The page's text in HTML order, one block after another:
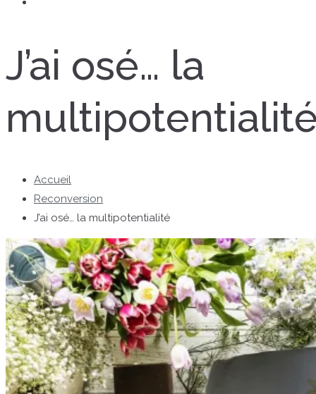
J’ai osé… la
Accueil
Reconversion
J’ai osé… la multipotentialité